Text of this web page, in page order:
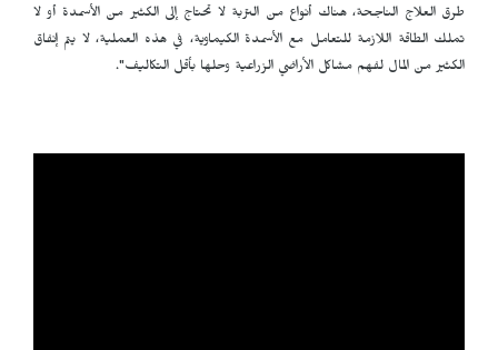
طرق العلاج الناجحة، هناك أنواع من التربة لا تحتاج إلى الكثير من الأسمدة أو لا
تملك الطاقة اللازمة للتعامل مع الأسمدة الكيماوية، في هذه العملية، لا يتم إنفاق
الكثير من المال لفهم مشاكل الأراضي الزراعية وحلها بأقل التكاليف".